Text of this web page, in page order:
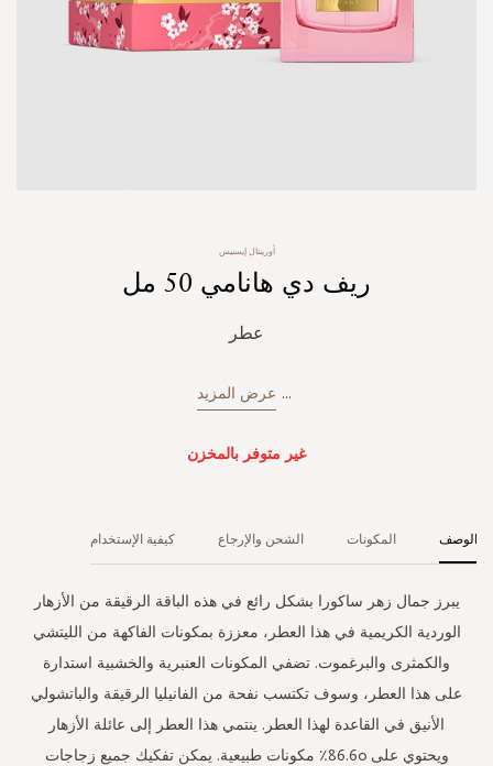
أورينتال إيسنيس
ريف دي هانامي 50 مل
عطر
... عرض المزيد
غير متوفر بالمخزن
الوصف
يبرز جمال زهر ساكورا بشكل رائع في هذه الباقة الرقيقة من الأزهار
الوردية الكريمية في هذا العطر، معززة بمكونات الفاكهة من الليتشي
والكمثرى والبرغموت. تضفي المكونات العنبرية والخشبية استدارة
على هذا العطر، وسوف تكتسب نفحة من الفانيليا الرقيقة والباتشولي
الأنيق في القاعدة لهذا العطر. ينتمي هذا العطر إلى عائلة الأزهار
ويحتوي على 86.60٪ مكونات طبيعية. يمكن تفكيك جميع زجاجات
المكونات الشحن والإرجاع كيفية الإستخدام